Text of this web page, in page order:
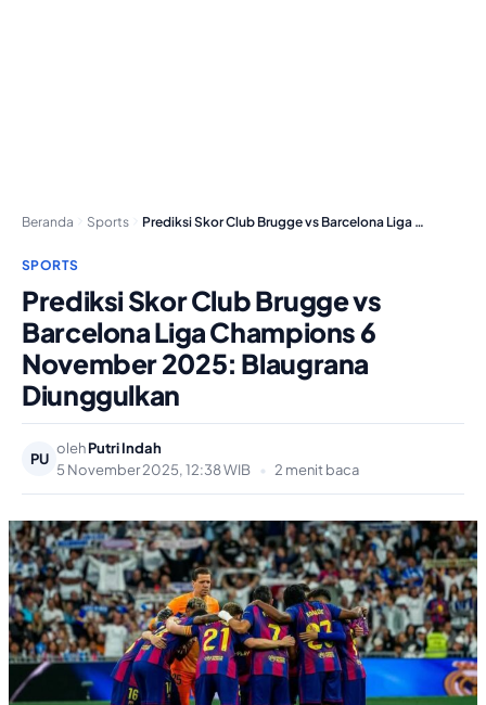
Beranda Sports Prediksi Skor Club Brugge vs Barcelona Liga Champions…
SPORTS
Prediksi Skor Club Brugge vs
Barcelona Liga Champions 6
November 2025: Blaugrana
Diunggulkan
PU
olehPutri Indah
5 November 2025, 12:38 WIB
• 2 menit baca